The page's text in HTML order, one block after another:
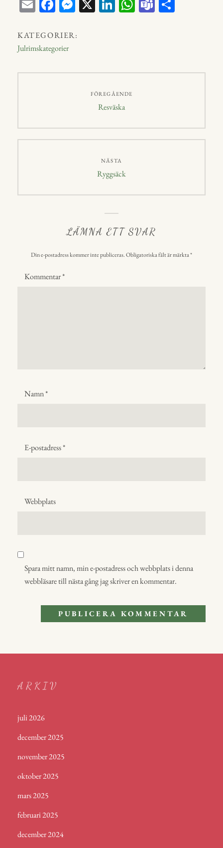
E
ail
Fa
bo
ok
M
en
r
X Li W
p
Te
KATEGORIER:
Julrimskategorier
FÖREGÅENDE
Föregående
Resväska
NÄSTA
Nästa
Ryggsäck
LÄMNA ETT SVAR
Din e-postadress kommer inte publiceras.Obligatoriska fält är märkta*
Kommentar*
Namn*
E-postadress*
Webbplats
Spara mitt namn, min e-postadress och webbplats i denna
webbläsare till nästa gång jag skriver en kommentar.
ARKIV
juli 2026
december 2025
november 2025
oktober 2025
mars 2025
februari 2025
december 2024